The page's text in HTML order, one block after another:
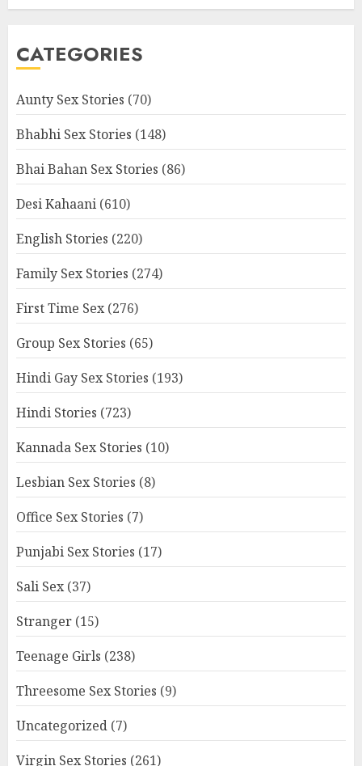
CATEGORIES
Aunty Sex Stories (70)
Bhabhi Sex Stories (148)
Bhai Bahan Sex Stories (86)
Desi Kahaani (610)
English Stories (220)
Family Sex Stories (274)
First Time Sex(276)
Group Sex Stories (65)
Hindi Gay Sex Stories (193)
Hindi Stories (723)
Kannada Sex Stories (10)
Lesbian Sex Stories (8)
Office Sex Stories (7)
Punjabi Sex Stories (17)
Sali Sex(37)
Stranger (15)
Teenage Girls (238)
Threesome Sex Stories (9)
Uncategorized (7)
Virgin Sex Stories (261)